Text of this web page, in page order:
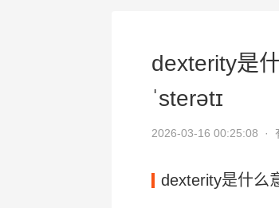
dexterity是
ˈsterətɪ
2026-03-16 00:25:08 ·
dexterity是什么